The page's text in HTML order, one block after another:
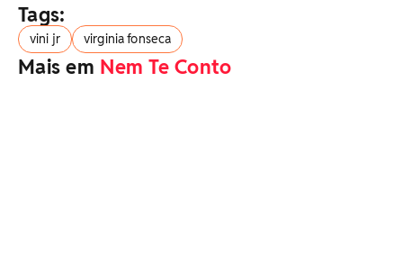
Tags:
vini jr virginia fonseca
Mais em Nem Te Conto